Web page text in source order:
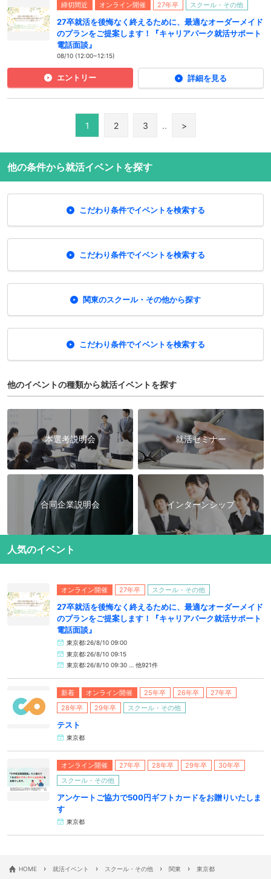
締切間近 オンライン開催 27年卒 スクール・その他
27卒就活を後悔なく終えるために、最適なオーダーメイド
のプランをご提案します！『キャリアパーク就活サポート
電話面談』
08/10 (12:00~12:15)
エントリー 詳細を見る
1 2 3 .. >
他の条件から就活イベントを探す
こだわり条件でイベントを検索する
こだわり条件でイベントを検索する
関東のスクール・その他から探す
こだわり条件でイベントを検索する
他のイベントの種類から就活イベントを探す
本選考説明会 就活セミナー
合同企業説明会 インターンシップ
人気のイベント
オンライン開催 27年卒 スクール・その他
27卒就活を後悔なく終えるために、最適なオーダーメイド
のプランをご提案します！『キャリアパーク就活サポート
電話面談』
東京都:26/8/10 09:00
東京都:26/8/10 09:15
東京都:26/8/10 09:30 … 他921件
新着 オンライン開催 25年卒 26年卒
27年卒
28年卒
29年卒 スクール・その他
テスト
東京都
オンライン開催 27年卒 28年卒 29年卒
30年卒
スクール・その他
アンケートご協力で500円ギフトカードをお贈りいたしま
す
東京都
HOME › 就活イベント › スクール・その他 › 関東 › 東京都